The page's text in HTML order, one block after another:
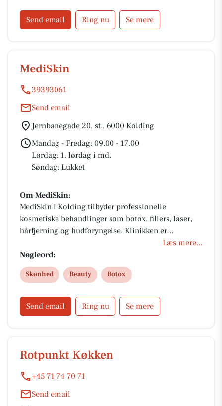
Send email Ring nu Se mere
MediSkin
39393061
Send email
Jernbanegade 20, st., 6000 Kolding
Mandag - Fredag: 09.00 - 17.00
Lørdag: 1. lørdag i md.
Søndag: Lukket
Om MediSkin:
MediSkin i Kolding tilbyder professionelle
kosmetiske behandlinger som botox, fillers, laser,
hårfjerning og hudforyngelse. Klinikken er
autoriseret, har 4.9 stjerner på Trustpilot og
forhandler eksklusivt ZO Skin Health. Book en gratis
forundersøgelse og oplev en skræddersyet
behandling i trygge hænder.
Læs mere...
Nøgleord:
Skønhed Beauty Botox
Send email Ring nu Se mere
Rotpunkt Køkken
+45 71 74 70 71
Send email